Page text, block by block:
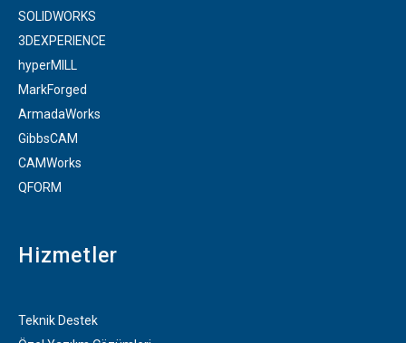
f
SOLIDWORKS
3DEXPERIENCE
hyperMILL
MarkForged
ArmadaWorks
GibbsCAM
CAMWorks
QFORM
Hizmetler
Teknik Destek